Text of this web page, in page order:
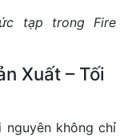
tạp trong Fire
Xuất – Tối
nguyên không chỉ